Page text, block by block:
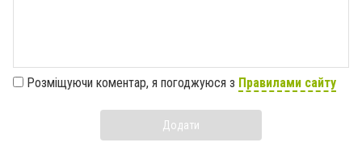
Розміщуючи коментар, я погоджуюся з Правилами сайту
Додати